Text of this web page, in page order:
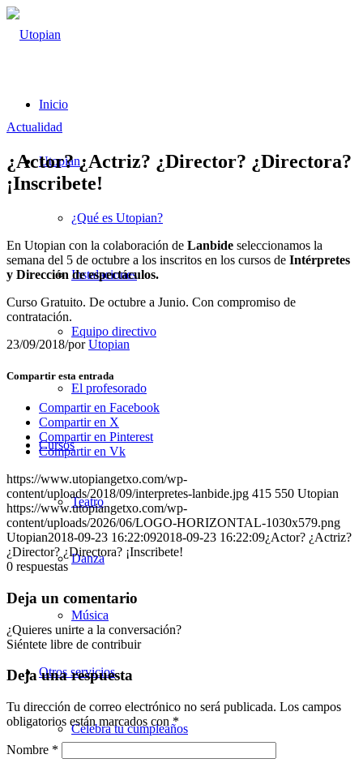
Inicio
Utopian
¿Qué es Utopian?
Instalaciones
Equipo directivo
El profesorado
Cursos
Teatro
Danza
Música
Otros servicios
Celebra tu cumpleaños
Actualidad
¿Actor? ¿Actriz? ¿Director? ¿Directora?
¡Inscribete!
En Utopian con la colaboración de Lanbide seleccionamos la
semana del 5 de octubre a los inscritos en los cursos de Intérpretes
y Dirección de espectáculos.
Curso Gratuito. De octubre a Junio. Con compromiso de
contratación.
23/09/2018/porUtopian
Compartir esta entrada
Compartir en Facebook
Compartir en X
Compartir en Pinterest
Compartir en Vk
https://www.utopiangetxo.com/wp-
content/uploads/2018/09/interpretes-lanbide.jpg 415 550 Utopian
https://www.utopiangetxo.com/wp-
content/uploads/2026/06/LOGO-HORIZONTAL-1030x579.png
Utopian2018-09-23 16:22:092018-09-23 16:22:09¿Actor? ¿Actriz?
¿Director? ¿Directora? ¡Inscribete!
0 respuestas
Deja un comentario
¿Quieres unirte a la conversación?
Siéntete libre de contribuir
Deja una respuesta
Tu dirección de correo electrónico no será publicada. Los campos
obligatorios están marcados con*
Nombre *